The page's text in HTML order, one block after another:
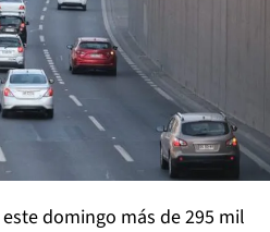
domingo más de 295 mil